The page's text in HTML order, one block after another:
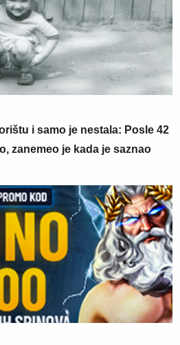
i samo je nestala: Posle 42
zanemeo je kada je saznao